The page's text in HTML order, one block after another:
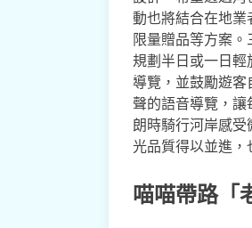
動也將結合在地
限量贈品等方案
規劃半日或一日
導覽，並鼓勵遊
聲的語音導覽，
朗時騎行河岸感
光品質得以並進，
喵喵帶路「